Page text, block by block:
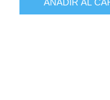
AÑADIR AL